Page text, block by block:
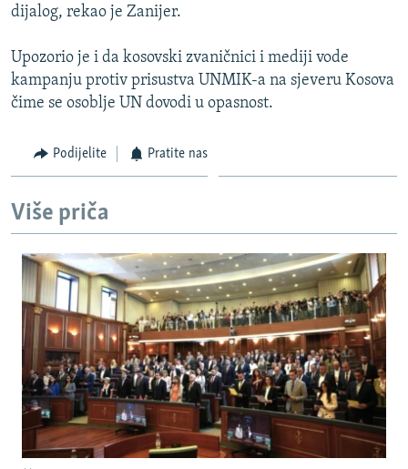
NASTANAK I RASPAD JUGOSLAVIJE
dijalog, rekao je Zanijer.
Upozorio je i da kosovski zvaničnici i mediji vode
kampanju protiv prisustva UNMIK-a na sjeveru Kosova
čime se osoblje UN dovodi u opasnost.
Podijelite Pratite nas
Više priča